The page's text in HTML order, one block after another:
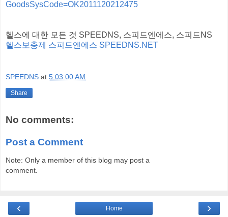
GoodsSysCode=OK2011120212475
헬스에 대한 모든 것 SPEEDNS, 스피드엔에스, 스피드NS
헬스보충제 스피드엔에스 SPEEDNS.NET
SPEEDNS at 5:03:00 AM
Share
No comments:
Post a Comment
Note: Only a member of this blog may post a
comment.
‹ ›
Home